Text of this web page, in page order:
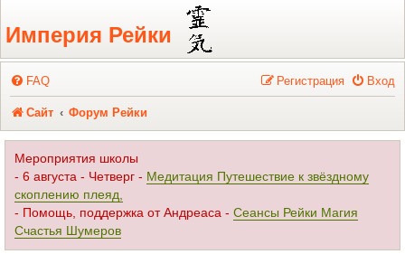
Регистрация
Империя Рейки
FAQ Вход
Регистрация
Сайт Форум Рейки
Мероприятия школы
- 6 августа - Четверг - Медитация Путешествие к звёздному
скоплению плеяд,
- Помощь, поддержка от Андреаса - Сеансы Рейки Магия
Счастья Шумеров